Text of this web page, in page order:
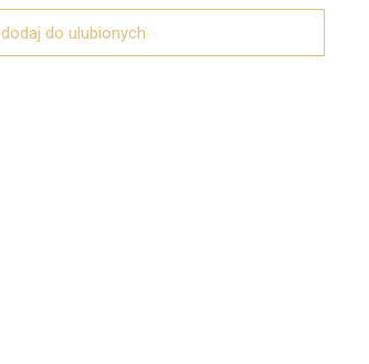
dodaj do ulubionych